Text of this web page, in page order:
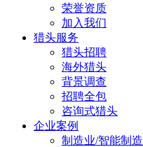
荣誉资质
加入我们
猎头服务
猎头招聘
海外猎头
背景调查
招聘全包
咨询式猎头
企业案例
制造业/智能制造